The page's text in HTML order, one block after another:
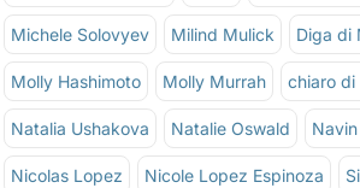
Michele Solovyev Milind Mulick Diga di
Molly Hashimoto Molly Murrah chiaro di
Natalia Ushakova Natalie Oswald
Nicolas Lopez Nicole Lopez Espinoza